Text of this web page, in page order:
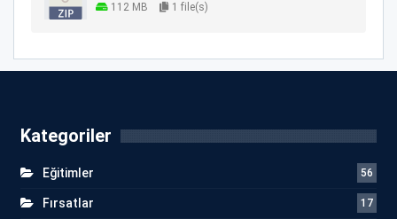
112 MB 1 file(s)
Kategoriler
Eğitimler 56
Fırsatlar 17